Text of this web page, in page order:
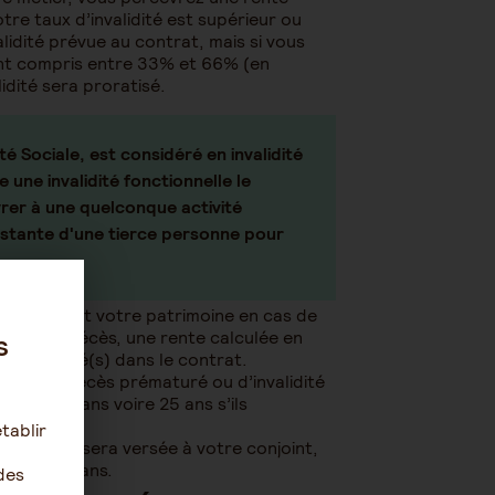
taux d’invalidité est supérieur ou
prévue au contrat, mais si vous
compris entre 33% et 66% (en
sera proratisé.
Sociale, est considéré en invalidité
une invalidité fonctionnelle le
à une quelconque activité
d'une tierce personne pour
famille et votre patrimoine en cas de
le décès, une rente calculée en
désigné(s) dans le contrat.
de décès prématuré ou d’invalidité
18 ans voire 25 ans s’ils
rente sera versée à votre conjoint,
ses 65 ans.